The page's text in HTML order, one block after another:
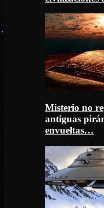
Misterio no
antiguas
envueltas…